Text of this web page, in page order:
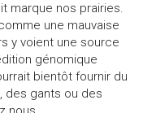
marque nos prairies.
une mauvaise
y voient une source
génomique
bientôt fournir du
des gants ou des